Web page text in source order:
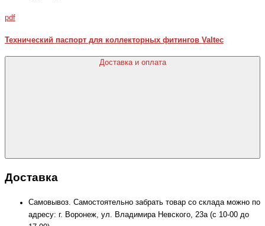
pdf
Технический паспорт для коллекторных фитингов Valtec
Доставка и оплата
Доставка
Самовывоз. Самостоятельно забрать товар со склада можно по
адресу: г. Воронеж, ул. Владимира Невского, 23а (с 10-00 до